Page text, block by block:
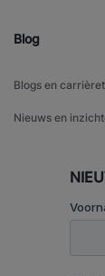
Blog
Blogs en
Nieuws en